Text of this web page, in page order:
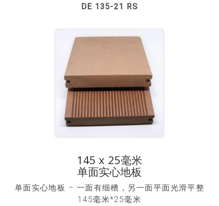
DE 135-21 RS
145 x 25毫米
单面实心地板
单面实心地板 – 一面有细槽，另一面平面光滑平整
145毫米*25毫米